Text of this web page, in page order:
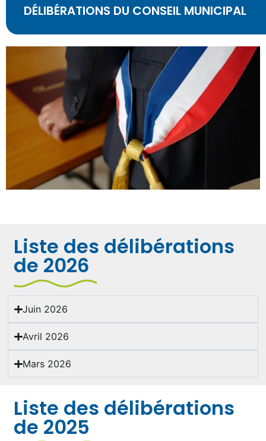
DÉLIBÉRATIONS DU CONSEIL MUNICIPAL
Liste des délibérations
de 2026
Juin 2026
Avril 2026
Mars 2026
Liste des délibérations
de 2025